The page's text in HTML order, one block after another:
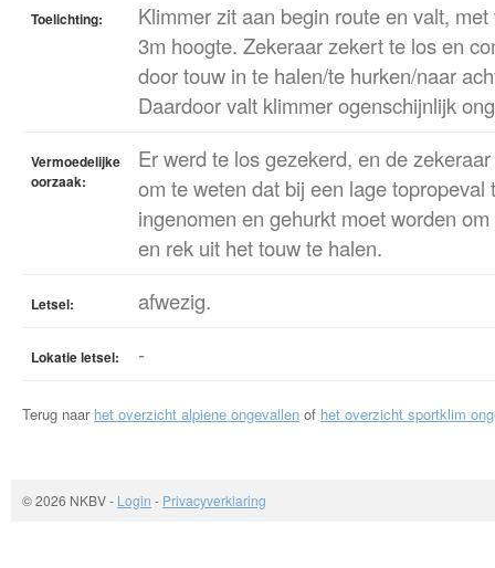
Toelichting:
Klimmer zit aan begin route en valt,
3m hoogte. Zekeraar zekert te los en
door touw in te halen/te hurken/naar
Daardoor valt klimmer ogenschijnlijk
Vermoedelijke
oorzaak:
Er werd te los gezekerd, en de
om te weten dat bij een lage topropeval
ingenomen en gehurkt moet worden
en rek uit het touw te halen.
Letsel: afwezig.
Lokatie letsel: -
Terug naar het overzicht alpiene ongevallen of het overzicht sportklim
© 2026 NKBV- Login - Privacyverklaring